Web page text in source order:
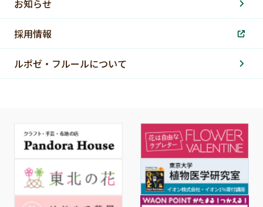
お知らせ
採用情報
ルポゼ・フルールについて